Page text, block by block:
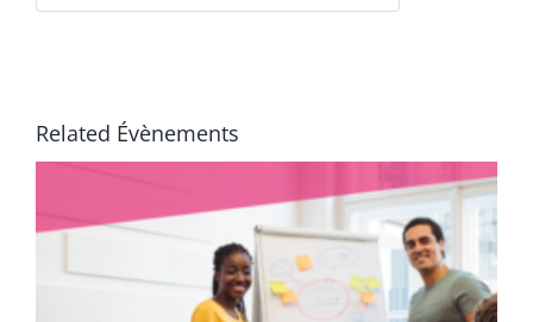
Related Évènements